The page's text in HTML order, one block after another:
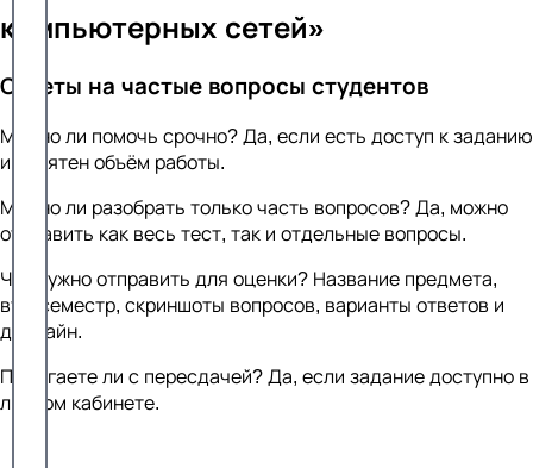
компьютерных сетей»
Ответы на частые вопросы студентов
Можно ли помочь срочно? Да, если есть доступ к заданию
и понятен объём работы.
Можно ли разобрать только часть вопросов? Да, можно
отправить как весь тест, так и отдельные вопросы.
Что нужно отправить для оценки? Название предмета,
вуз, семестр, скриншоты вопросов, варианты ответов и
дедлайн.
Помогаете ли с пересдачей? Да, если задание доступно в
личном кабинете.